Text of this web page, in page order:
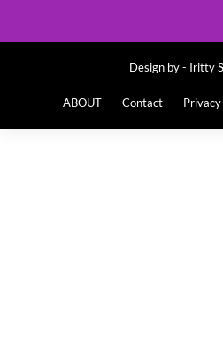
Design by - Iritty
ABOUT Contact